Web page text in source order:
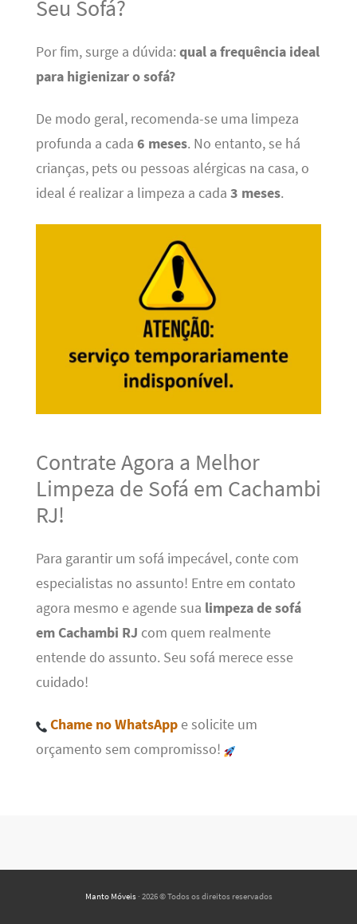
Seu Sofá?
Por fim, surge a dúvida: qual a frequência ideal
para higienizar o sofá?
De modo geral, recomenda-se uma limpeza
profunda a cada 6 meses. No entanto, se há
crianças, pets ou pessoas alérgicas na casa, o
ideal é realizar a limpeza a cada 3 meses.
Contrate Agora a Melhor
Limpeza de Sofá em Cachambi
RJ!
Para garantir um sofá impecável, conte com
especialistas no assunto! Entre em contato
agora mesmo e agende sua limpeza de sofá
em Cachambi RJ com quem realmente
entende do assunto. Seu sofá merece esse
cuidado!
Chame no WhatsAppe solicite um
orçamento sem compromisso!
Manto Móveis· 2026 © Todos os direitos reservados